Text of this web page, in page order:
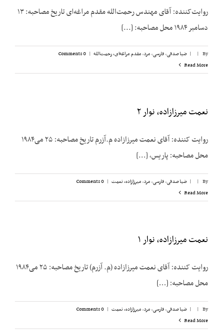
روایت‌کننده: آقای مهندس رحمت‌الله مقدم مراغه‌ای تاریخ مصاحبه: ۱۳
دسامبر ۱۹۸۴ محل مصاحبه: [...]
By
|
| ضیا صدقی,فارسی,مرد,مقدم مراغه‌ای، رحمت‌الله |
0 Comments
Read More
نعمت میرزازاده، نوار ۲
روایت کننده: آقای نعمت میرزازاده م.آزرم تاریخ مصاحبه: ۲۵ می‌۱۹۸۴
محل مصاحبه: پاریس، [...]
By
|
| ضیا صدقی,فارسی,مرد,میرزازاده، نعمت |
0 Comments
Read More
نعمت میرزازاده، نوار ۱
روایت کننده: آقای نعمت میرزازاده (م. آزرم) تاریخ مصاحبه: ۲۵ می‌۱۹۸۴
محل مصاحبه: [...]
By
|
| ضیا صدقی,فارسی,مرد,میرزازاده، نعمت |
0 Comments
Read More